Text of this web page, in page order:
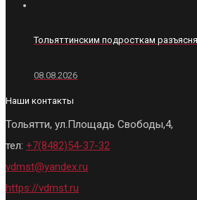
Тольяттинским подросткам
08.08.2026
Наши контакты
Тольятти, ул.Площадь Свободы,4,
тел: +7(8482)54-37-32
vdmst@yandex.ru
https://vdmst.ru